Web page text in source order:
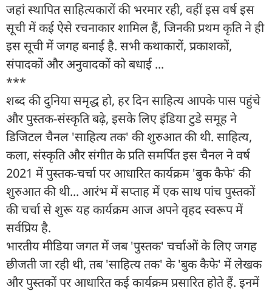
जहां स्थापित साहित्यकारों की भरमार रही, वहीं इस वर्ष इस
सूची में कई ऐसे रचनाकार शामिल हैं, जिनकी प्रथम कृति ने ही
इस सूची में जगह बनाई है. सभी कथाकारों, प्रकाशकों,
संपादकों और अनुवादकों को बधाई ...
***
शब्द की दुनिया समृद्ध हो, हर दिन साहित्य आपके पास पहुंचे
और पुस्तक-संस्कृति बढ़े, इसके लिए इंडिया टुडे समूह ने
डिजिटल चैनल 'साहित्य तक' की शुरुआत की थी. साहित्य,
कला, संस्कृति और संगीत के प्रति समर्पित इस चैनल ने वर्ष
2021 में पुस्तक-चर्चा पर आधारित कार्यक्रम 'बुक कैफे' की
शुरुआत की थी... आरंभ में सप्ताह में एक साथ पांच पुस्तकों
की चर्चा से शुरू यह कार्यक्रम आज अपने वृहद स्वरूप में
सर्वप्रिय है.
भारतीय मीडिया जगत में जब 'पुस्तक' चर्चाओं के लिए जगह
छीजती जा रही थी, तब 'साहित्य तक' के 'बुक कैफे' में लेखक
और पुस्तकों पर आधारित कई कार्यक्रम प्रसारित होते हैं. इनमें